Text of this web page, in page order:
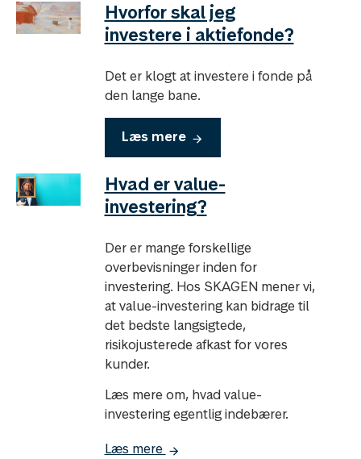
Hvorfor skal jeg
investere i aktiefonde?
Det er klogt at investere i fonde på
den lange bane.
Læs mere
Hvad er value-
investering?
Der er mange forskellige
overbevisninger inden for
investering. Hos SKAGEN mener vi,
at value-investering kan bidrage til
det bedste langsigtede,
risikojusterede afkast for vores
kunder.
Læs mere om, hvad value-
investering egentlig indebærer.
Læs mere